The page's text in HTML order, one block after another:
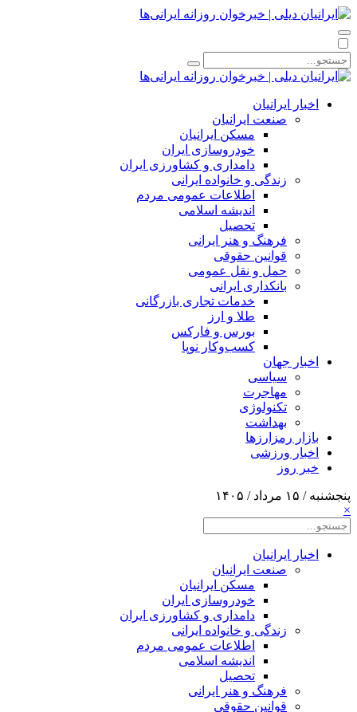
اخبار ایرانیان
صنعت ایرانیان
مسکن ایرانیان
خودروسازی ایران
دامداری و کشاورزی ایران
زندگی و خانواده ایرانی
اطلاعات عمومی مردم
اندیشه اسلامی
تحصیل
فرهنگ و هنر ایرانی
قوانین حقوقی
حمل و نقل عمومی
بانکداری ایرانی
خدمات تجاری بازرگانی
طلا و ارز
بورس و فارکس
کسب‌وکار نوپا
اخبار جهان
سیاسی
مهاجرت
تکنولوژی
بهداشت
بازار رمزارزها
اخبار ورزشی
خبر روز
پنجشنبه / ۱۵ مرداد / ۱۴۰۵
×
اخبار ایرانیان
صنعت ایرانیان
مسکن ایرانیان
خودروسازی ایران
دامداری و کشاورزی ایران
زندگی و خانواده ایرانی
اطلاعات عمومی مردم
اندیشه اسلامی
تحصیل
فرهنگ و هنر ایرانی
قوانین حقوقی